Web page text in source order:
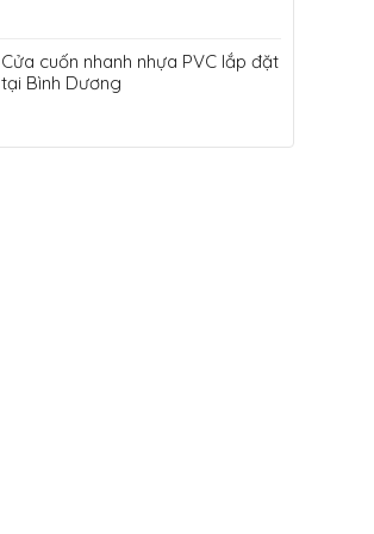
Cửa cuốn nhanh nhựa PVC lắp đặt
tại Bình Dương